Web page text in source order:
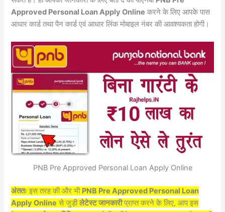
Approved Personal Loan Apply Online करने के लिए आपके पास
आधार कार्ड तथा पैन कार्ड एवं आधार लिंक मोबाइल नंबर की आवश्यकता होगी।
PNB Pre Approved Personal Loan Apply Online
अंततः इस तरह की और भी PNB Pre Approved Personal Loan
Apply Online से जुड़ीलेटेस्ट जानकारीप्राप्त करने के लिए, आप इस